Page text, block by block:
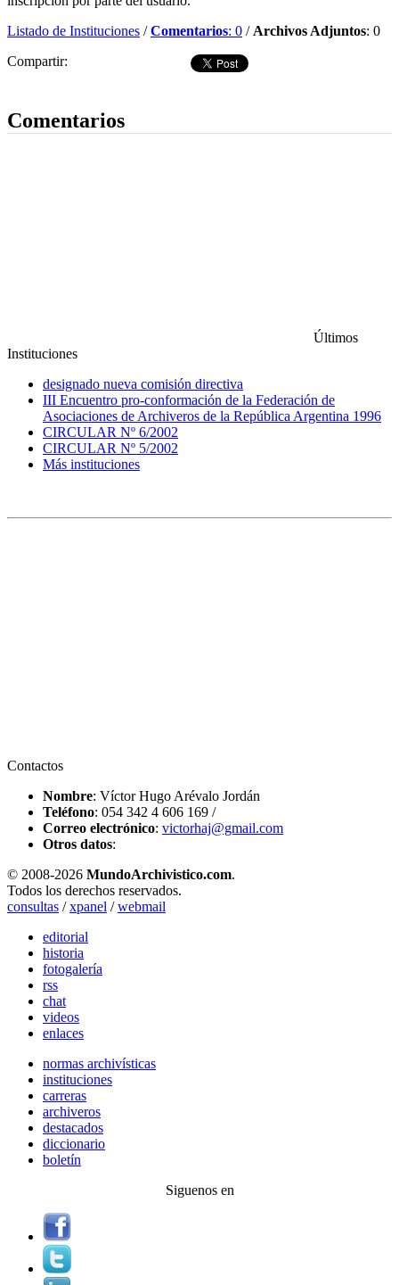
Listado de Instituciones /Comentarios: 0 / Archivos Adjuntos: 0
Compartir:
Comentarios
Últimos
Instituciones
designado nueva comisión directiva
III Encuentro pro-conformación de la Federación de
Asociaciones de Archiveros de la República Argentina 1996
CIRCULAR Nº 6/2002
CIRCULAR Nº 5/2002
Más instituciones
Contactos
Nombre: Víctor Hugo Arévalo Jordán
Teléfono: 054 342 4 606 169 /
Correo electrónico: victorhaj@gmail.com
Otros datos:
© 2008-2026 MundoArchivistico.com.
Todos los derechos reservados.
consultas /xpanel /webmail
editorial
historia
fotogalería
rss
chat
videos
enlaces
normas archivísticas
instituciones
carreras
archiveros
destacados
diccionario
boletín
Siguenos en